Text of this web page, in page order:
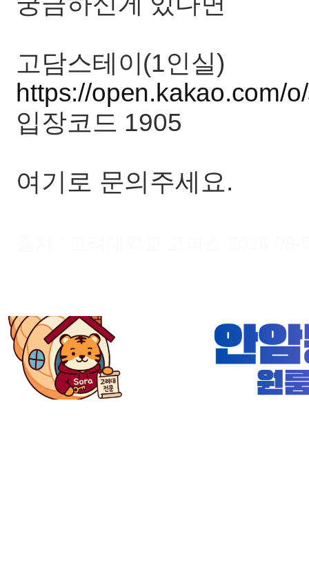
고담스테이(1인실)
https://open.kakao.com/
입장코드 1905
여기로 문의주세요.